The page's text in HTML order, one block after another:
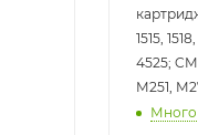
1515,
4525; CM
M251,
Много